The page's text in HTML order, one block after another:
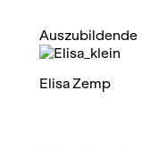
Auszubildende
Elisa Zemp